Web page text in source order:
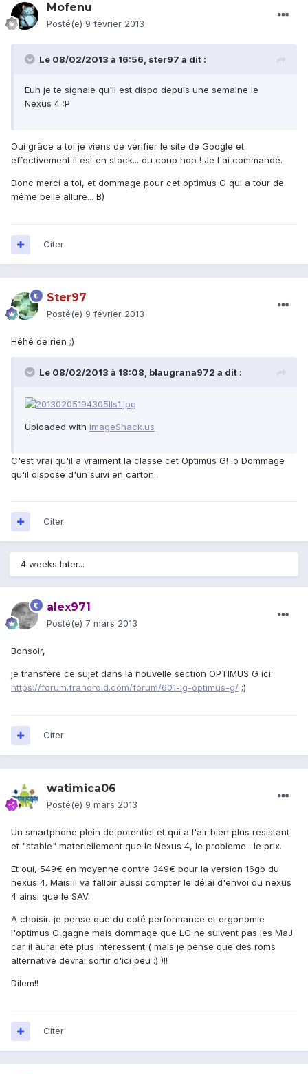
Mofenu
Posté(e) 9 février 2013
Le 08/02/2013 à 16:56, ster97 a dit :
Euh je te signale qu'il est dispo depuis une semaine le
Nexus 4 :P
Oui grâce a toi je viens de vérifier le site de Google et
effectivement il est en stock... du coup hop ! Je l'ai commandé.
Donc merci a toi, et dommage pour cet optimus G qui a tour de
même belle allure... B)
Citer
Ster97
Posté(e) 9 février 2013
Héhé de rien ;)
Le 08/02/2013 à 18:08, blaugrana972 a dit :
Uploaded with ImageShack.us
C'est vrai qu'il a vraiment la classe cet Optimus G! :o Dommage
qu'il dispose d'un suivi en carton...
Citer
4 weeks later...
alex971
Posté(e) 7 mars 2013
Bonsoir,
je transfère ce sujet dans la nouvelle section OPTIMUS G ici:
https://forum.frandroid.com/forum/601-lg-optimus-g/ ;)
Citer
watimica06
Posté(e) 9 mars 2013
Un smartphone plein de potentiel et qui a l'air bien plus resistant
et "stable" materiellement que le Nexus 4, le probleme : le prix.
Et oui, 549€ en moyenne contre 349€ pour la version 16gb du
nexus 4. Mais il va falloir aussi compter le délai d'envoi du nexus
4 ainsi que le SAV.
A choisir, je pense que du coté performance et ergonomie
l'optimus G gagne mais dommage que LG ne suivent pas les MaJ
car il aurai été plus interessent ( mais je pense que des roms
alternative devrai sortir d'ici peu :) )!!
Dilem!!
Citer